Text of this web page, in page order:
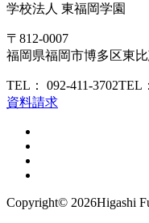
学校法人 東福岡学園
〒812-0007
福岡県福岡市博多区東比
TEL： 092-411-3702TEL
資料請求
Copyright© 2026Higashi